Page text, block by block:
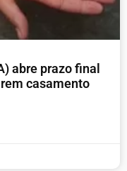
abre prazo final
casamento